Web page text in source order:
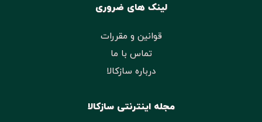
لینک های ضروری
قوانین و مقررات
تماس با ما
درباره سازکالا
مجله اینترنتی سازکالا